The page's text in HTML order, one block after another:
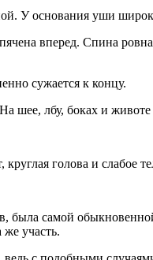
У основания уши
вперед. Спина
сужается к концу.
шее, лбу, боках и
голова и слабое
самой
же участь.